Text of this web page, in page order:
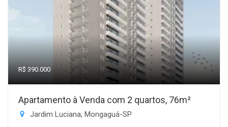
R$ 390.000
Apartamento à Venda com 2 quartos, 76m²
Jardim Luciana, Mongaguá-SP